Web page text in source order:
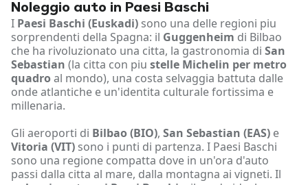
Noleggio auto in Paesi Baschi
I Paesi Baschi (Euskadi) sono una delle regioni piu
sorprendenti della Spagna: il Guggenheim di Bilbao
che ha rivoluzionato una citta, la gastronomia di San
Sebastian (la citta con piu stelle Michelin per metro
quadroal mondo), una costa selvaggia battuta dalle
onde atlantiche e un'identita culturale fortissima e
millenaria.
Gli aeroporti di Bilbao (BIO), San Sebastian (EAS) e
Vitoria (VIT) sono i punti di partenza. I Paesi Baschi
sono una regione compatta dove in un'ora d'auto
passi dalla citta al mare, dalla montagna ai vigneti. Il